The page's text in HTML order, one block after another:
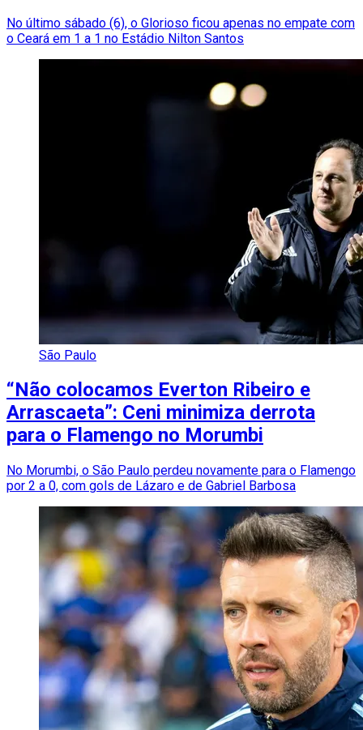
No último sábado (6), o Glorioso ficou apenas no empate com
o Ceará em 1 a 1 no Estádio Nilton Santos
São Paulo
“Não colocamos Everton Ribeiro e
Arrascaeta”: Ceni minimiza derrota
para o Flamengo no Morumbi
No Morumbi, o São Paulo perdeu novamente para o Flamengo
por 2 a 0, com gols de Lázaro e de Gabriel Barbosa